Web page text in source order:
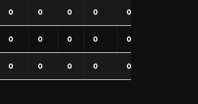
0 0 0 0 0
0 0 0 0 0
0 0 0 0 0